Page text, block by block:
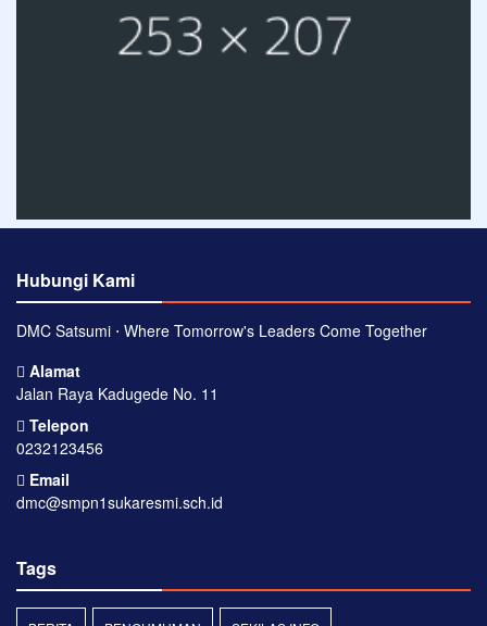
Hubungi Kami
DMC Satsumi ⋅ Where Tomorrow's Leaders Come Together
Alamat
Jalan Raya Kadugede No. 11
Telepon
0232123456
Email
dmc@smpn1sukaresmi.sch.id
Tags